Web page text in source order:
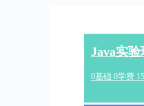
Java实验
0基础 0学费